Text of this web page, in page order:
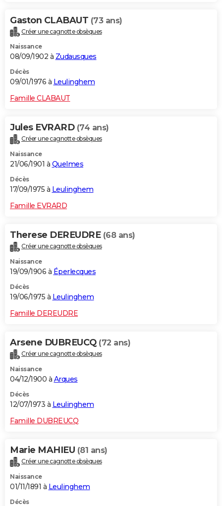
Gaston CLABAUT (73 ans)
Créer une cagnotte obsèques
Naissance
08/09/1902 à Zudausques
Décès
09/01/1976 à Leulinghem
Famille CLABAUT
Jules EVRARD (74 ans)
Créer une cagnotte obsèques
Naissance
21/06/1901 à Quelmes
Décès
17/09/1975 à Leulinghem
Famille EVRARD
Therese DEREUDRE (68 ans)
Créer une cagnotte obsèques
Naissance
19/09/1906 à Éperlecques
Décès
19/06/1975 à Leulinghem
Famille DEREUDRE
Arsene DUBREUCQ (72 ans)
Créer une cagnotte obsèques
Naissance
04/12/1900 à Arques
Décès
12/07/1973 à Leulinghem
Famille DUBREUCQ
Marie MAHIEU (81 ans)
Créer une cagnotte obsèques
Naissance
01/11/1891 à Leulinghem
Décès